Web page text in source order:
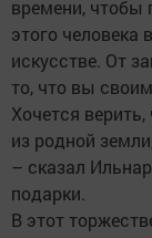
времени, чтобы
этого человека
искусстве. От
то, что вы
Хочется
из родной
– сказал
подарки.
В этот